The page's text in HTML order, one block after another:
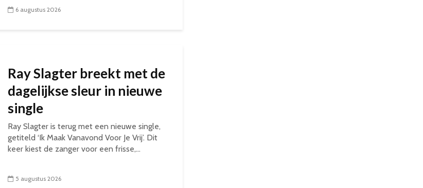
6 augustus 2026
Ray Slagter breekt met de
dagelijkse sleur in nieuwe
single
Ray Slagter is terug met een nieuwe single,
getiteld ‘Ik Maak Vanavond Voor Je Vrij’. Dit
keer kiest de zanger voor een frisse,...
5 augustus 2026